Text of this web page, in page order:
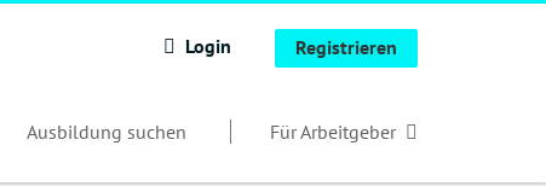
Login Registrieren
Ausbildung suchen Für Arbeitgeber